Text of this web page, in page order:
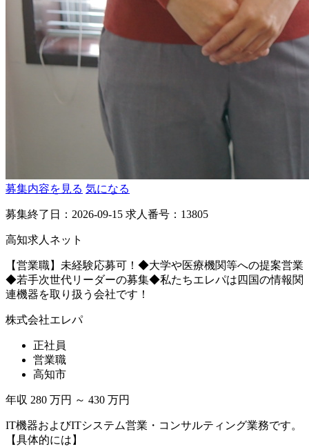
募集内容を見る 気になる
募集終了日：2026-09-15 求人番号：13805
高知求人ネット
【営業職】未経験応募可！◆大学や医療機関等への提案営業
◆若手次世代リーダーの募集◆私たちエレパは四国の情報関
連機器を取り扱う会社です！
株式会社エレパ
正社員
営業職
高知市
年収 280 万円 ～ 430 万円
IT機器およびITシステム営業・コンサルティング業務です。
【具体的には】